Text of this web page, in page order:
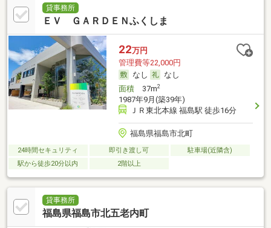
貸事務所
ＥＶ ＧＡＲＤＥＮふくしま
22万円
管理費等22,000円
なし
なし
面積37m2
1987年9月(築39年)
ＪＲ東北本線 福島駅 徒歩16分
福島県福島市北町
24時間セキュリティ 即引き渡し可
駐車場(近隣含)
駅から徒歩20分以内
2階以上
貸事務所
福島県福島市北五老内町